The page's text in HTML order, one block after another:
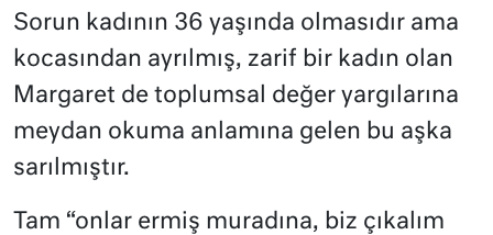
Sorun kadının 36 yaşında olmasıdır ama
kocasından ayrılmış, zarif bir kadın olan
Margaret de toplumsal değer yargılarına
meydan okuma anlamına gelen bu aşka
sarılmıştır.
Tam “onlar ermiş muradına, biz çıkalım